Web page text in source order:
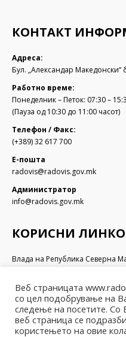
КОНТАКТ
Адреса:
Бул. „Александар Македонски“
Работно време:
Понеделник – Петок: 07:30 –
(Пауза од 10:30 до 11:00 часот)
Телефон / Факс:
(+389) 32 617 700
Е-пошта
radovis@radovis.gov.mk
Администратор
info@radovis.gov.mk
КОРИСНИ
Влада на Република Северна
Министерство за финансии
Министерство за транспорт и
Министерство за локална
Министерство за
Министерство за образование
Веб страницата
со цел подобрување на
следење на посетите. Со
веб страница се
користењето на овие